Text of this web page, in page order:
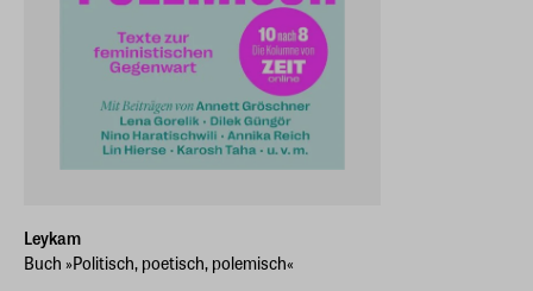
Leykam
Buch »Politisch, poetisch, polemisch«